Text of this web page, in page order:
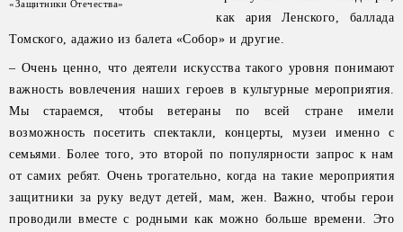
«Защитники Отечества»
как ария Ленского, баллада
Томского, адажио из балета «Собор» и другие.
– Очень ценно, что деятели искусства такого уровня понимают
важность вовлечения наших героев в культурные мероприятия.
Мы стараемся, чтобы ветераны по всей стране имели
возможность посетить спектакли, концерты, музеи именно с
семьями. Более того, это второй по популярности запрос к нам
от самих ребят. Очень трогательно, когда на такие мероприятия
защитники за руку ведут детей, мам, жен. Важно, чтобы герои
проводили вместе с родными как можно больше времени. Это